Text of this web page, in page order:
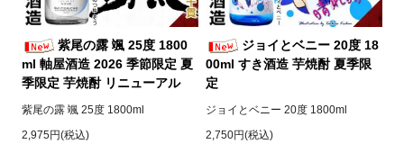
紫尾の露 颯 25度 1800
ml 軸屋酒造 2026 季節限定 夏
季限定 芋焼酎 リニューアル
紫尾の露 颯 25度 1800ml
2,975円(税込)
ジョイとベニー 20度 18
00ml すき酒造 芋焼酎 夏季限
定
ジョイとベニー 20度 1800ml
2,750円(税込)